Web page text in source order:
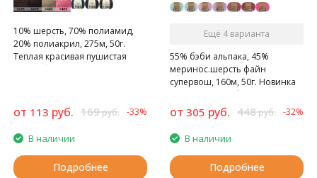
10% шерсть, 70% полиамид,
20% полиакрил, 275м, 50г.
Теплая красивая пушистая
нить с блеском.
от 113 руб. 169руб. -33%
В наличии
Подробнее
Ещё 4 варианта
55% бэби альпака, 45%
меринос.шерсть файн
супервош, 160м, 50г. Новинка
от турецкой фабрики Gazzal
от 305 руб. 448руб. -32%
В наличии
Подробнее